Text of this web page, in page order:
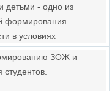
детьми - одно из
формирования
в условиях
ЗОЖ и